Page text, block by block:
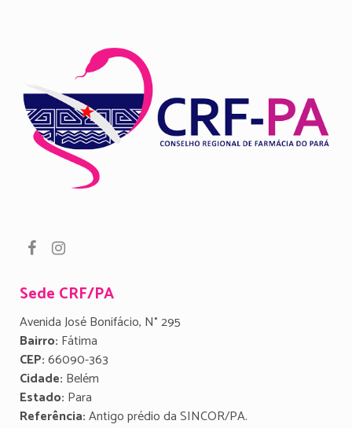
Sede CRF/PA
Avenida José Bonifácio, N° 295
Bairro: Fátima
CEP:66090-363
Cidade: Belém
Estado: Para
Referência:Antigo prédio da SINCOR/PA.